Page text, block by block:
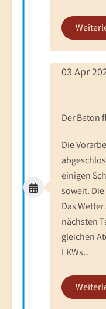
03 Apr
Der Beton
Die
einigen
soweit.
Das
nächsten
gleichen
LKWs…